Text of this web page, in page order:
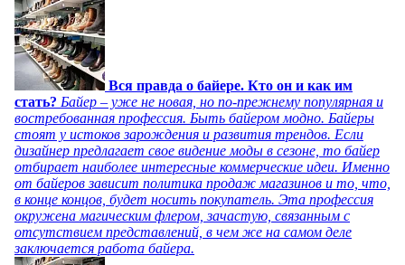
Вся правда о байере. Кто он и как им
стать? Байер – уже не новая, но по-прежнему популярная и
востребованная профессия. Быть байером модно. Байеры
стоят у истоков зарождения и развития трендов. Если
дизайнер предлагает свое видение моды в сезоне, то байер
отбирает наиболее интересные коммерческие идеи. Именно
от байеров зависит политика продаж магазинов и то, что,
в конце концов, будет носить покупатель. Эта профессия
окружена магическим флером, зачастую, связанным с
отсутствием представлений, в чем же на самом деле
заключается работа байера.